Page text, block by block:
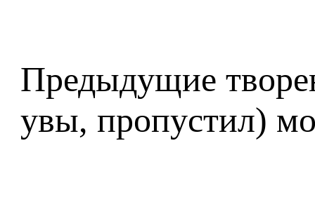
Предыдущие
увы, пропустил)